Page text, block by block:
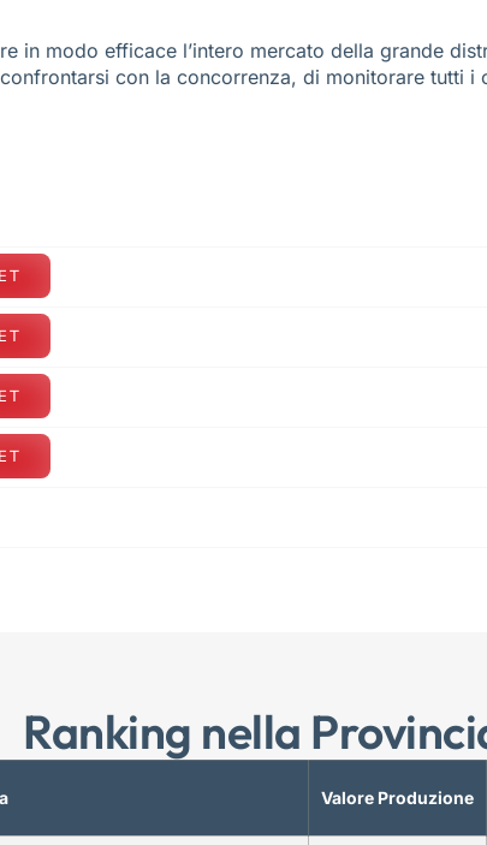
in modo efficace l’intero mercato della grande
con la concorrenza, di monitorare tutti
Ranking nella
Valore Produzione